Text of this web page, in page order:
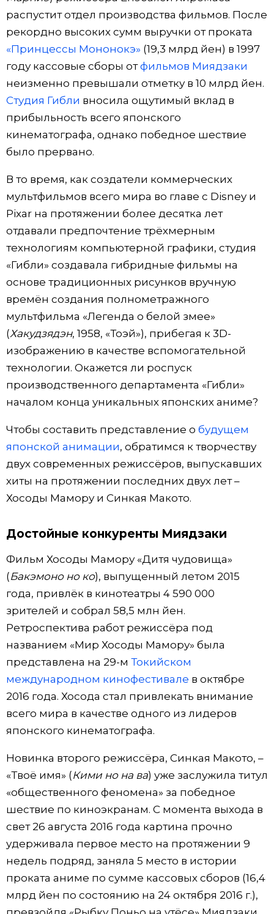
распустит отдел производства фильмов. После
рекордно высоких сумм выручки от проката
«Принцессы Мононокэ» (19,3 млрд йен) в 1997
году кассовые сборы отфильмов Миядзаки
неизменно превышали отметку в 10 млрд йен.
Студия Гибли вносила ощутимый вклад в
прибыльность всего японского
кинематографа, однако победное шествие
было прервано.
В то время, как создатели коммерческих
мультфильмов всего мира во главе с Disney и
Pixar на протяжении более десятка лет
отдавали предпочтение трёхмерным
технологиям компьютерной графики, студия
«Гибли» создавала гибридные фильмы на
основе традиционных рисунков вручную
времён создания полнометражного
мультфильма «Легенда о белой змее»
(Хакудзядэн, 1958, «Тоэй»), прибегая к 3D-
изображению в качестве вспомогательной
технологии. Окажется ли роспуск
производственного департамента «Гибли»
началом конца уникальных японских аниме?
Чтобы составить представление о будущем
японской анимации, обратимся к творчеству
двух современных режиссёров, выпускавших
хиты на протяжении последних двух лет –
Хосоды Мамору и Синкая Макото.
Достойные конкуренты Миядзаки
Фильм Хосоды Мамору «Дитя чудовища»
(Бакэмоно но ко), выпущенный летом 2015
года, привлёк в кинотеатры 4 590 000
зрителей и собрал 58,5 млн йен.
Ретроспектива работ режиссёра под
названием «Мир Хосоды Мамору» была
представлена на 29-м Токийском
международном кинофестивале в октябре
2016 года. Хосода стал привлекать внимание
всего мира в качестве одного из лидеров
японского кинематографа.
Новинка второго режиссёра, Синкая Макото, –
«Твоё имя» (Кими но на ва) уже заслужила титул
«общественного феномена» за победное
шествие по киноэкранам. С момента выхода в
свет 26 августа 2016 года картина прочно
удерживала первое место на протяжении 9
недель подряд, заняла 5 место в истории
проката аниме по сумме кассовых сборов (16,4
млрд йен по состоянию на 24 октября 2016 г.),